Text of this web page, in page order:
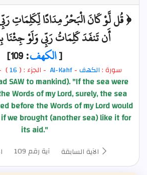
﴿ قُل لَّوْ كَانَ الْبَحْرُ مِدَادًا لِّكَلِمَاتِ
أَن تَنفَدَ كَلِمَاتُ رَبِّي وَلَوْ جِئْنَا
[الكهف: 109]
سورة :الكهف-
Al-Kahf - الجزء : (16
)
SAW to mankind). "If the sea were
Words of my Lord, surely, the sea
before the Words of my Lord would
we brought (another sea) like it for
its aid."
الآية السابقة آية رقم 109